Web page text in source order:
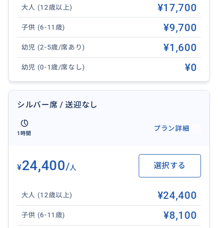
・グアム島では21歳未満の飲酒は禁じられておりま
す。アルコール購入ご希望の方は年齢確認のためパス
ポートをご持参ください。
サンドキャッスル・グアム
サンドキャッスル Kårera(カレラ)はハイアットリー
おすすめ
大人 (12歳以上) ¥17,700
子供 (6-11歳) ¥9,700
幼児 (2-5歳/席あり) ¥1,600
幼児 (0-1歳/席なし) ¥0
シルバー席 / 送迎なし
1時間
プラン詳細
¥24,400/人 選択する
大人 (12歳以上) ¥24,400
子供 (6-11歳) ¥8,100